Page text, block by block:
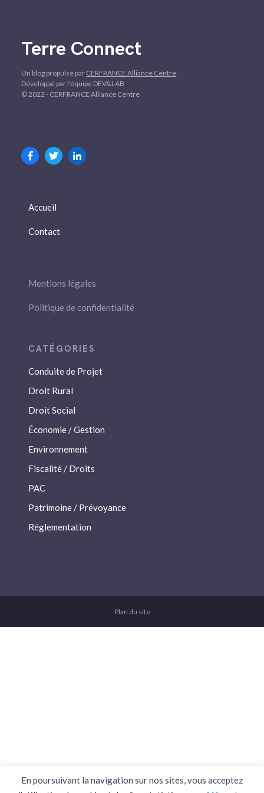
Terre Connect
Un blog propulsé par CERFRANCE Alliance Centre
Développé par l'équipe DEV&LAB
© 2022 - CERFRANCE Alliance Centre
Accueil
Contact
Mentions légales
Politique de confidentialité
Conduite de Projet
Droit Rural
Droit Social
Économie / Gestion
Environnement
Fiscalité / Droits
PAC
Patrimoine / Prévoyance
Réglementation
Plan du site
En poursuivant la navigation sur nos sites, vous acceptez